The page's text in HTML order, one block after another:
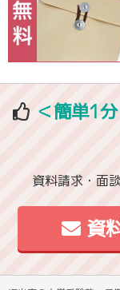
＜簡単1
資料請求・面
資